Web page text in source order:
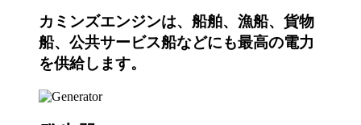
カミンズエンジンは、船舶、漁船、貨物
船、公共サービス船などにも最高の電力
を供給します。